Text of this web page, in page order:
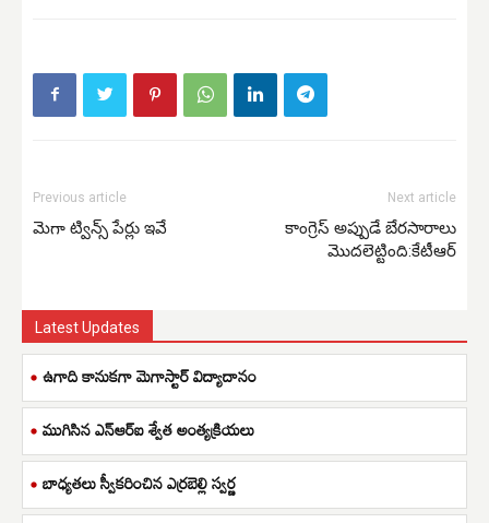
Previous article
మెగా ట్విన్స్ పేర్లు ఇవే
Next article
కాంగ్రెస్ అప్పుడే బేరసారాలు
మొదలెట్టింది:కేటీఆర్
Latest Updates
ఉగాది కానుకగా మెగాస్టార్ విద్యాదానం
ముగిసిన ఎన్ఆర్ఐ శ్వేత అంత్యక్రియలు
బాధ్యతలు స్వీకరించిన ఎర్రబెల్లి స్వర్ణ